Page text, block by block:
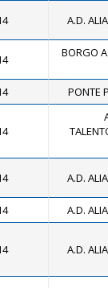
A.D.
BORGO
PONTE
A.D.
A.D.
A.D.